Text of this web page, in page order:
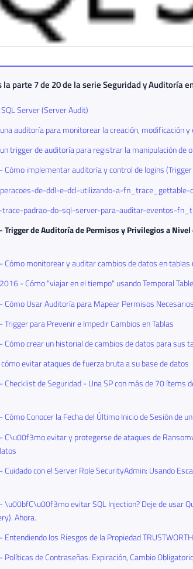
la parte 7 de 20 de la serieSeguridad y Auditoría
Server (Server Audit)
auditoría para monitorear la creación, modificación y
trigger de auditoría para registrar la manipulación de
Cómo implementar auditoría y control de logins (Trigger
de-ddl-e-dcl-utilizando-a-
trace-padrao-do-sql-server-para-auditar-eventos-
Trigger de Auditoría de Permisos y Privilegios a
Cómo monitorear y auditar cambios de datos en tablas
- Cómo "viajar en el tiempo" usando Temporal
Cómo Usar Auditoría para Mapear Permisos
Trigger para Prevenir e Impedir Cambios en Tablas
Cómo crear un historial de cambios de datos para sus
evitar ataques de fuerza bruta a su base de datos
Checklist de Seguridad - Una SP con más de 70 ítems
Cómo Conocer la Fecha del Último Inicio de Sesión de
C\u00f3mo evitar y protegerse de ataques de
Cuidado con el Server Role SecurityAdmin: Usando
\u00bfC\u00f3mo evitar SQL Injection? Deje de usar
Ahora.
Entendiendo los Riesgos de la Propiedad
Políticas de Contraseñas: Expiración, Cambio